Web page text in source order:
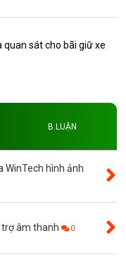
quan sát cho bãi giữ xe
B.LUẬN
WinTech hình ảnh
trợ âm thanh 0